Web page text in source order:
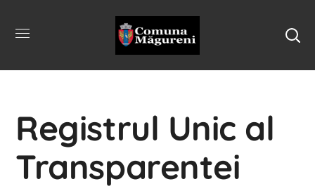
Registrul Unic al
Transparentei